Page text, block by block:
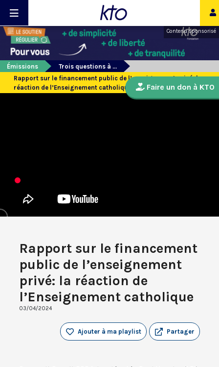
Contenu sponsorisé
Émissions
Trois questions à ...
Rapport sur le financement public de l’enseignement privé: la
réaction de l’Enseignement catholique
Rapport sur le financement
public de l’enseignement
privé: la réaction de
l’Enseignement catholique
03/04/2024
Partager
Ajouter à ma playlist
Faire un don à KTO